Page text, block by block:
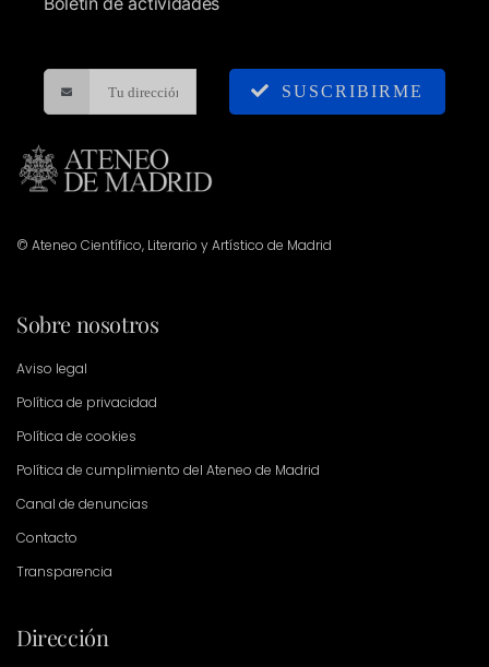
SUSCRIBIRME
© Ateneo Científico, Literario y Artístico de Madrid
Sobre nosotros
Aviso legal
Política de privacidad
Política de cookies
Política de cumplimiento del Ateneo de Madrid
Canal de denuncias
Contacto
Transparencia
Dirección